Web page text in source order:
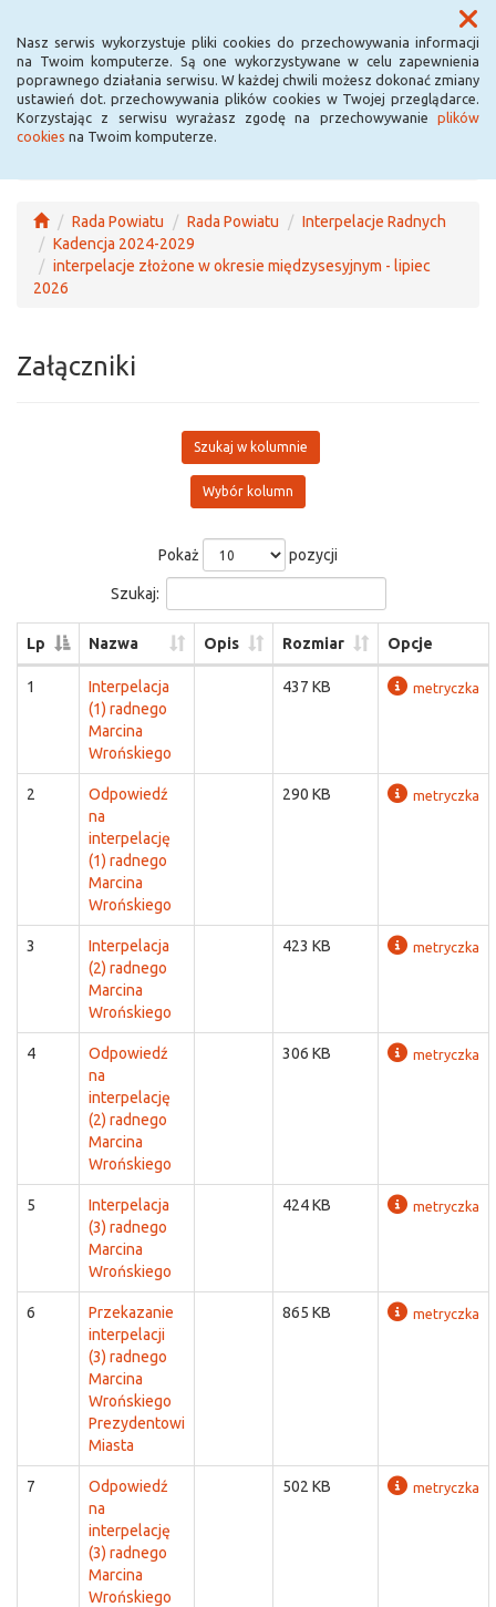
Nasz serwis wykorzystuje pliki cookies do przechowywania informacji
na Twoim komputerze. Są one wykorzystywane w celu zapewnienia
poprawnego działania serwisu. W każdej chwili możesz dokonać zmiany
ustawień dot. przechowywania plików cookies w Twojej przeglądarce.
Korzystając z serwisu wyrażasz zgodę na przechowywanie plików
cookies na Twoim komputerze.
Menu
Rada Powiatu Rada Powiatu
Interpelacje Radnych
Kadencja 2024-2029
interpelacje złożone w okresie międzysesyjnym - lipiec
2026
Załączniki
Szukaj w kolumnie
Wybór kolumn
Pokaż pozycji
Szukaj:
Lp Nazwa Opis Rozmiar Opcje
1
Interpelacja
(1) radnego
Marcina
Wrońskiego
437 KB metryczka
2
Odpowiedź
na
interpelację
(1) radnego
Marcina
Wrońskiego
290 KB metryczka
3
Interpelacja
(2) radnego
Marcina
Wrońskiego
423 KB metryczka
4
Odpowiedź
na
interpelację
(2) radnego
Marcina
Wrońskiego
306 KB metryczka
5
Interpelacja
(3) radnego
Marcina
Wrońskiego
424 KB metryczka
6
Przekazanie
interpelacji
(3) radnego
Marcina
Wrońskiego
Prezydentowi
Miasta
865 KB metryczka
7
Odpowiedź
na
interpelację
(3) radnego
Marcina
Wrońskiego
502 KB metryczka